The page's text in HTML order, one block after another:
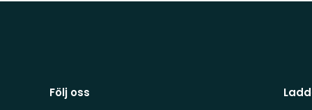
Följ oss